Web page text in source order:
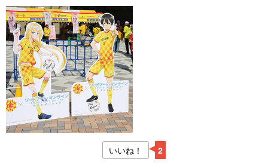
いいね！ 2